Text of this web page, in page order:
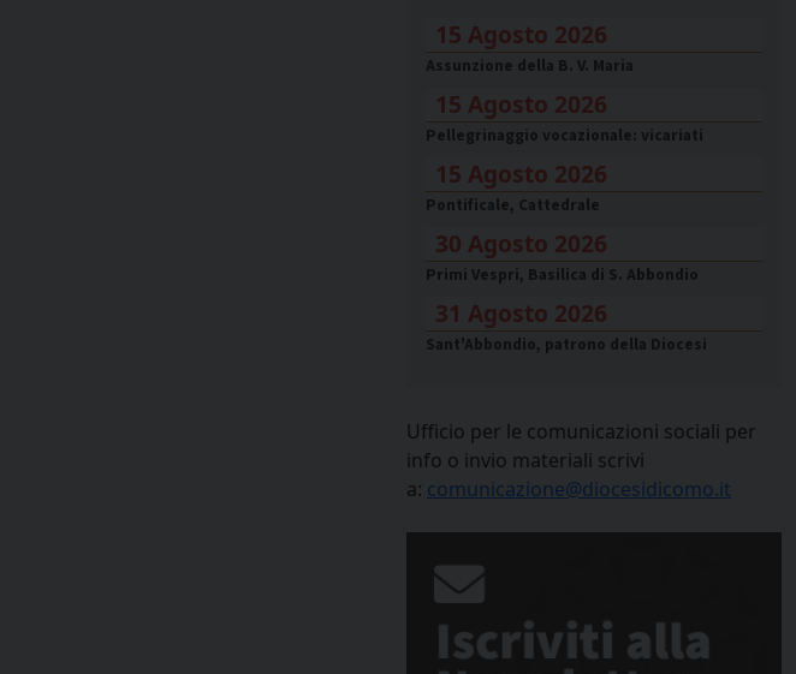
15 Agosto 2026
Assunzione della B. V. Maria
15 Agosto 2026
Pellegrinaggio vocazionale: vicariati
15 Agosto 2026
Pontificale, Cattedrale
30 Agosto 2026
Primi Vespri, Basilica di S. Abbondio
31 Agosto 2026
Sant'Abbondio, patrono della Diocesi
Ufficio per le comunicazioni sociali per
info o invio materiali scrivi
a: comunicazione@diocesidicomo.it